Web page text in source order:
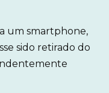
um smartphone,
sido retirado do